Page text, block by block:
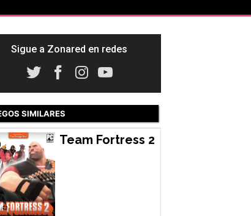
Sigue a Zonared en redes
SIMILARES
Team Fortress 2